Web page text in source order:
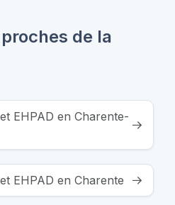
de la
EHPAD en Charente-
EHPAD en Charente